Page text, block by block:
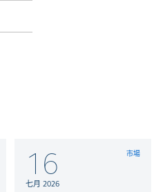
16
七月 2026
市場